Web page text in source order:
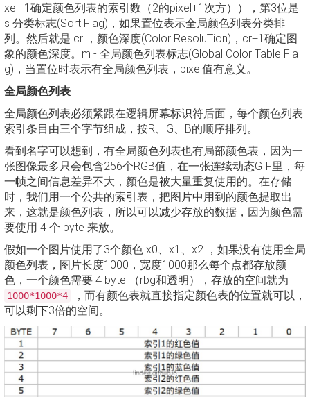
xel+1确定颜色列表的索引数（2的pixel+1次方）），第3位是
s 分类标志(Sort Flag)，如果置位表示全局颜色列表分类排
列。然后就是 cr ，颜色深度(Color ResoluTion)，cr+1确定图
象的颜色深度。m - 全局颜色列表标志(Global Color Table Fla
g)，当置位时表示有全局颜色列表，pixel值有意义。
全局颜色列表
全局颜色列表必须紧跟在逻辑屏幕标识符后面，每个颜色列表
索引条目由三个字节组成，按R、G、B的顺序排列。
看到名字可以想到，有全局颜色列表也有局部颜色表，因为一
张图像最多只会包含256个RGB值，在一张连续动态GIF里，每
一帧之间信息差异不大，颜色是被大量重复使用的。在存储
时，我们用一个公共的索引表，把图片中用到的颜色提取出
来，这就是颜色列表，所以可以减少存放的数据，因为颜色需
要使用 4 个 byte 来放。
假如一个图片使用了3个颜色 x0、x1、x2 ，如果没有使用全局
颜色列表，图片长度1000，宽度1000那么每个点都存放颜
色，一个颜色需要 4 byte （rbg和透明），存放的空间就为
1000*1000*4
，而有颜色表就直接指定颜色表的位置就可以，
可以剩下3倍的空间。